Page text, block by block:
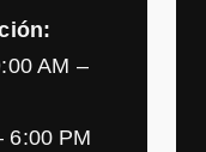
AM –
6:00 PM